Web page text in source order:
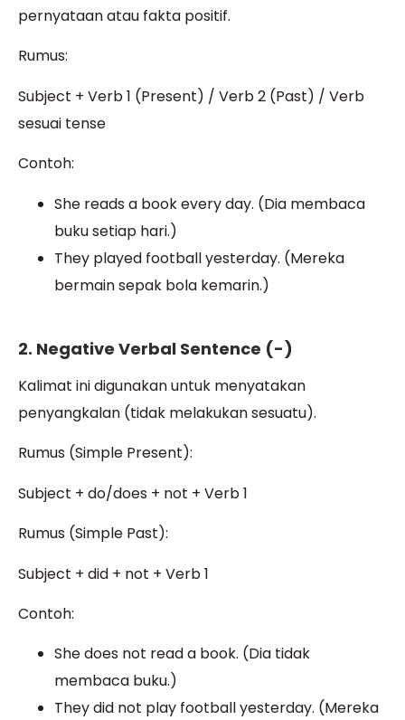
pernyataan atau fakta positif.
Rumus:
Subject + Verb 1 (Present) / Verb 2 (Past) / Verb
sesuai tense
Contoh:
She reads a book every day. (Dia membaca
buku setiap hari.)
They played football yesterday. (Mereka
bermain sepak bola kemarin.)
2. Negative Verbal Sentence (-)
Kalimat ini digunakan untuk menyatakan
penyangkalan (tidak melakukan sesuatu).
Rumus (Simple Present):
Subject + do/does + not + Verb 1
Rumus (Simple Past):
Subject + did + not + Verb 1
Contoh:
She does not read a book. (Dia tidak
membaca buku.)
They did not play football yesterday. (Mereka